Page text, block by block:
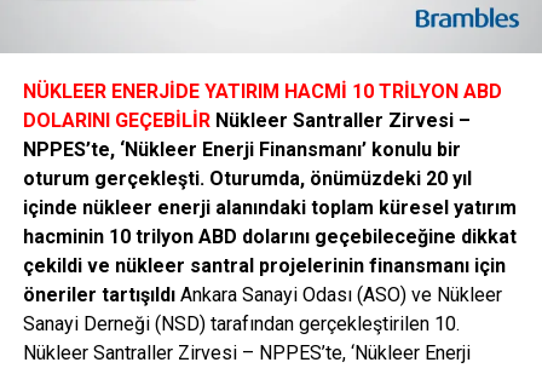
NÜKLEER ENERJİDE YATIRIM HACMİ 10 TRİLYON ABD
DOLARINI GEÇEBİLİR Nükleer Santraller Zirvesi –
NPPES’te, ‘Nükleer Enerji Finansmanı’ konulu bir
oturum gerçekleşti. Oturumda, önümüzdeki 20 yıl
içinde nükleer enerji alanındaki toplam küresel yatırım
hacminin 10 trilyon ABD dolarını geçebileceğine dikkat
çekildi ve nükleer santral projelerinin finansmanı için
öneriler tartışıldıAnkara Sanayi Odası (ASO) ve Nükleer
Sanayi Derneği (NSD) tarafından gerçekleştirilen 10.
Nükleer Santraller Zirvesi – NPPES’te, ‘Nükleer Enerji